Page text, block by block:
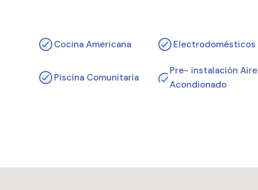
Cocina Americana Electrodomésticos
Piscina Comunitaria
Pre- instalación Aire
Acondionado